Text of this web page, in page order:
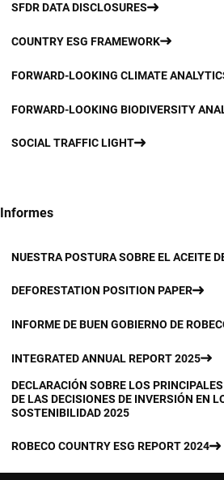
SFDR DATA DISCLOSURES
COUNTRY ESG FRAMEWORK
FORWARD-LOOKING CLIMATE
FORWARD-LOOKING BIODIVERSITY
SOCIAL TRAFFIC LIGHT
Informes
NUESTRA POSTURA SOBRE EL ACEITE
DEFORESTATION POSITION PAPER
INFORME DE BUEN GOBIERNO DE
INTEGRATED ANNUAL REPORT 2025
DECLARACIÓN SOBRE LOS
DE LAS DECISIONES DE INVERSIÓN EN
SOSTENIBILIDAD 2025
ROBECO COUNTRY ESG REPORT 2024